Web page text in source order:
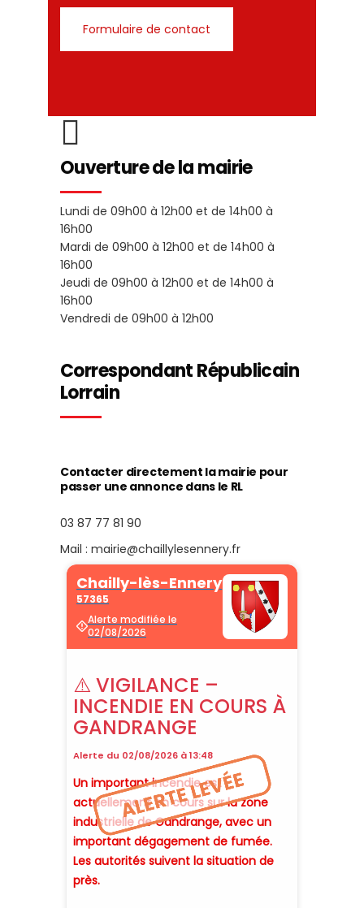
formulaire de contact
Ouverture de la mairie
Lundi de 09h00 à 12h00 et de 14h00 à
16h00
Mardi de 09h00 à 12h00 et de 14h00 à
16h00
Jeudi de 09h00 à 12h00 et de 14h00 à
16h00
Vendredi de 09h00 à 12h00
Correspondant Républicain
Lorrain
Contacter directement la mairie pour
passer une annonce dans le RL
03 87 77 81 90
Mail : mairie@chaillylesennery.fr